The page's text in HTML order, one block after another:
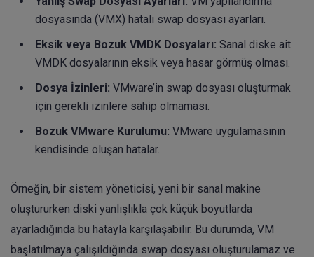
dosyasında (VMX) hatalı swap dosyası ayarları.
Eksik veya Bozuk VMDK Dosyaları: Sanal diske ait
VMDK dosyalarının eksik veya hasar görmüş olması.
Dosya İzinleri: VMware’in swap dosyası oluşturmak
için gerekli izinlere sahip olmaması.
Bozuk VMware Kurulumu: VMware uygulamasının
kendisinde oluşan hatalar.
Örneğin, bir sistem yöneticisi, yeni bir sanal makine
oluştururken diski yanlışlıkla çok küçük boyutlarda
ayarladığında bu hatayla karşılaşabilir. Bu durumda, VM
başlatılmaya çalışıldığında swap dosyası oluşturulamaz ve